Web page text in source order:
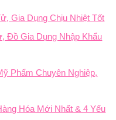
Gia Dụng Chịu Nhiệt Tốt
Đồ Gia Dụng Nhập Khẩu
Phẩm Chuyên Nghiệp,
Hóa Mới Nhất & 4 Yếu